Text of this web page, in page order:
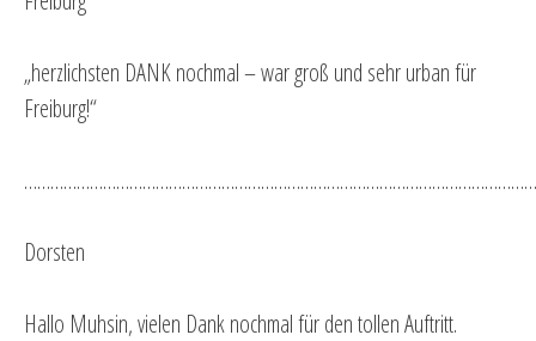
„herzlichsten DANK nochmal – war groß und sehr urban für
Freiburg!“
Dorsten
Hallo Muhsin, vielen Dank nochmal für den tollen Auftritt.